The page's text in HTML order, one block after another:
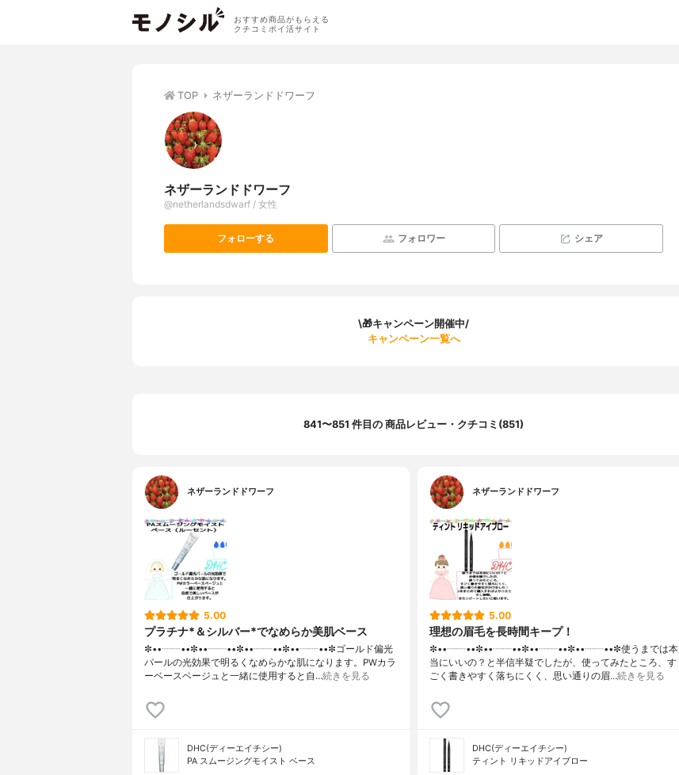
おすすめ商品がもらえる
クチコミポイ活サイト
TOP ネザーランドドワーフ
ネザーランドドワーフ
@netherlandsdwarf / 女性
フォローする フォロワー シェア
\🎁キャンペーン開催中/
キャンペーン一覧へ
841〜851 件目の 商品レビュー・クチコミ(851)
ネザーランドドワーフ
5.00
プラチナ*＆シルバー*でなめらか美肌ベース
✼••┈┈••✼••┈┈••✼••┈┈••✼••┈┈••✼ゴールド偏光
パールの光効果で明るくなめらかな肌になります。PWカラ
ーベースベージュと一緒に使用すると自…続きを見る
DHC(ディーエイチシー)
PA スムージングモイスト ベース
ネザーランドドワーフ
5.00
理想の眉毛を長時間キープ！
✼••┈┈••✼••┈┈••✼••┈┈••✼••┈┈••✼使うまでは本
当にいいの？と半信半疑でしたが、使ってみたところ、す
ごく書きやすく落ちにくく、思い通りの眉…続きを見る
DHC(ディーエイチシー)
ティント リキッドアイブロー